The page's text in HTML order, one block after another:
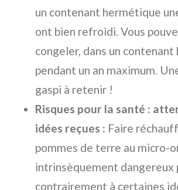
un contenant hermétique
ont bien refroidi. Vous
congeler, dans un
pendant un an maximum.
gaspi à retenir !
Risques pour la santé :
idées reçues : Faire
pommes de terre au micro-
intrinsèquement dangereux
contrairement à certaines